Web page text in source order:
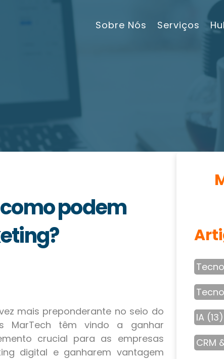
Sobre Nós Serviços
podem
mais preponderante no seio do
MarTech têm vindo a ganhar
crucial para as empresas
digital e ganharem vantagem
IA (13)
CRM